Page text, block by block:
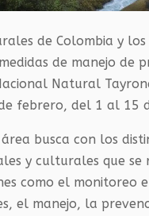
de Colombia y
de manejo de
Natural
febrero, del 1 al 15
busca con los
y culturales que
como el monitoreo
el manejo, la